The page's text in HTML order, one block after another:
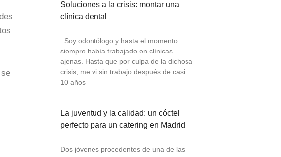
Soluciones a la crisis: montar una
clínica dental
Soy odontólogo y hasta el momento
siempre había trabajado en clínicas
ajenas. Hasta que por culpa de la dichosa
crisis, me vi sin trabajo después de casi
10 años
La juventud y la calidad: un cóctel
perfecto para un catering en Madrid
Dos jóvenes procedentes de una de las